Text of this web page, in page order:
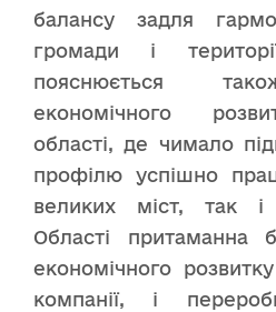
балансу задля
громади і
пояснюється
економічного
області, де чимало
профілю успішно
великих міст, так і
Області притаманна
економічного
компанії, і